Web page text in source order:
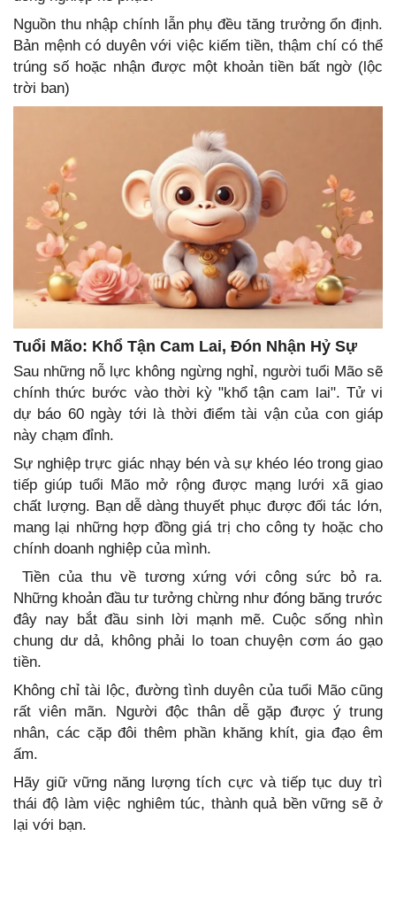
Nguồn thu nhập chính lẫn phụ đều tăng trưởng ổn định.
Bản mệnh có duyên với việc kiếm tiền, thậm chí có thể
trúng số hoặc nhận được một khoản tiền bất ngờ (lộc
trời ban)
Tuổi Mão: Khổ Tận Cam Lai, Đón Nhận Hỷ Sự
Sau những nỗ lực không ngừng nghỉ, người tuổi Mão sẽ
chính thức bước vào thời kỳ "khổ tận cam lai". Tử vi
dự báo 60 ngày tới là thời điểm tài vận của con giáp
này chạm đỉnh.
Sự nghiệp trực giác nhạy bén và sự khéo léo trong giao
tiếp giúp tuổi Mão mở rộng được mạng lưới xã giao
chất lượng. Bạn dễ dàng thuyết phục được đối tác lớn,
mang lại những hợp đồng giá trị cho công ty hoặc cho
chính doanh nghiệp của mình.
Tiền của thu về tương xứng với công sức bỏ ra.
Những khoản đầu tư tưởng chừng như đóng băng trước
đây nay bắt đầu sinh lời mạnh mẽ. Cuộc sống nhìn
chung dư dả, không phải lo toan chuyện cơm áo gạo
tiền.
Không chỉ tài lộc, đường tình duyên của tuổi Mão cũng
rất viên mãn. Người độc thân dễ gặp được ý trung
nhân, các cặp đôi thêm phần khăng khít, gia đạo êm
ấm.
Hãy giữ vững năng lượng tích cực và tiếp tục duy trì
thái độ làm việc nghiêm túc, thành quả bền vững sẽ ở
lại với bạn.